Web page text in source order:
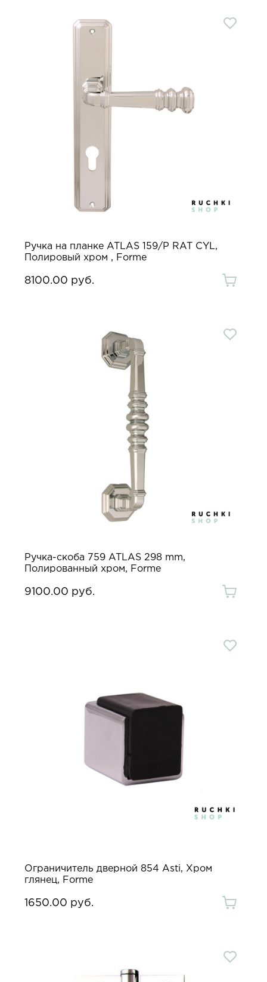
Ручка на планке ATLAS 159/P RAT CYL,
Полировый хром , Forme
8100.00 руб.
Ручка-скоба 759 ATLAS 298 mm,
Полированный хром, Forme
9100.00 руб.
Ограничитель дверной 854 Asti, Хром
глянец, Forme
1650.00 руб.